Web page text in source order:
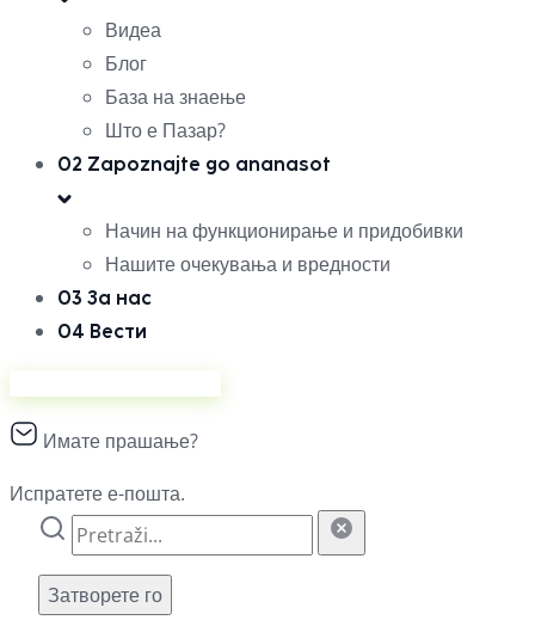
Видеа
Блог
База на знаење
Што е Пазар?
02 Zapoznajte go ananasot
Начин на функционирање и придобивки
Нашите очекувања и вредности
03 За нас
04 Вести
Имате прашање?
Испратете е-пошта.
Затворете го